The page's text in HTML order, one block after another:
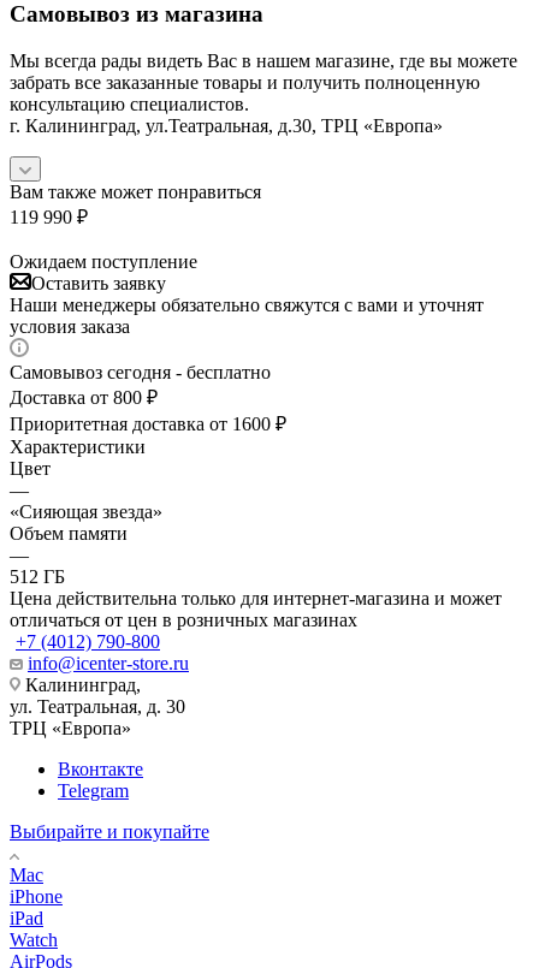
Самовывоз из магазина
Мы всегда рады видеть Вас в нашем магазине, где вы можете
забрать все заказанные товары и получить полноценную
консультацию специалистов.
г. Калининград, ул.Театральная, д.30, ТРЦ «Европа»
Вам также может понравиться
119 990 ₽
Ожидаем поступление
Оставить заявку
Наши менеджеры обязательно свяжутся с вами и уточнят
условия заказа
Самовывоз сегодня - бесплатно
Доставка от 800 ₽
Приоритетная доставка от 1600 ₽
Характеристики
Цвет
—
«Сияющая звезда»
Объем памяти
—
512 ГБ
Цена действительна только для интернет-магазина и может
отличаться от цен в розничных магазинах
+7 (4012) 790-800
info@icenter-store.ru
Калининград,
ул. Театральная, д. 30
ТРЦ «Европа»
Вконтакте
Telegram
Выбирайте и покупайте
Mac
iPhone
iPad
Watch
AirPods